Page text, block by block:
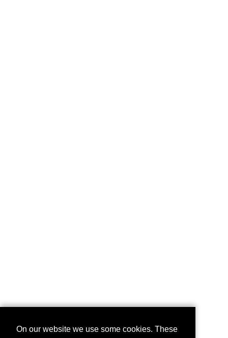
On our website we use some cookies. These